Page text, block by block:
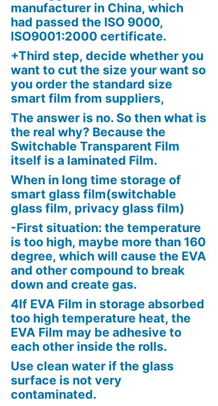
manufacturer in China, which
had passed the ISO 9000,
ISO9001:2000 certificate.
+Third step, decide whether you
want to cut the size your want so
you order the standard size
smart film from suppliers,
The answer is no. So then what is
the real why? Because the
Switchable Transparent Film
itself is a laminated Film.
When in long time storage of
smart glass film(switchable
glass film, privacy glass film)
-First situation: the temperature
is too high, maybe more than 160
degree, which will cause the EVA
and other compound to break
down and create gas.
4If EVA Film in storage absorbed
too high temperature heat, the
EVA Film may be adhesive to
each other inside the rolls.
Use clean water if the glass
surface is not very
contaminated.